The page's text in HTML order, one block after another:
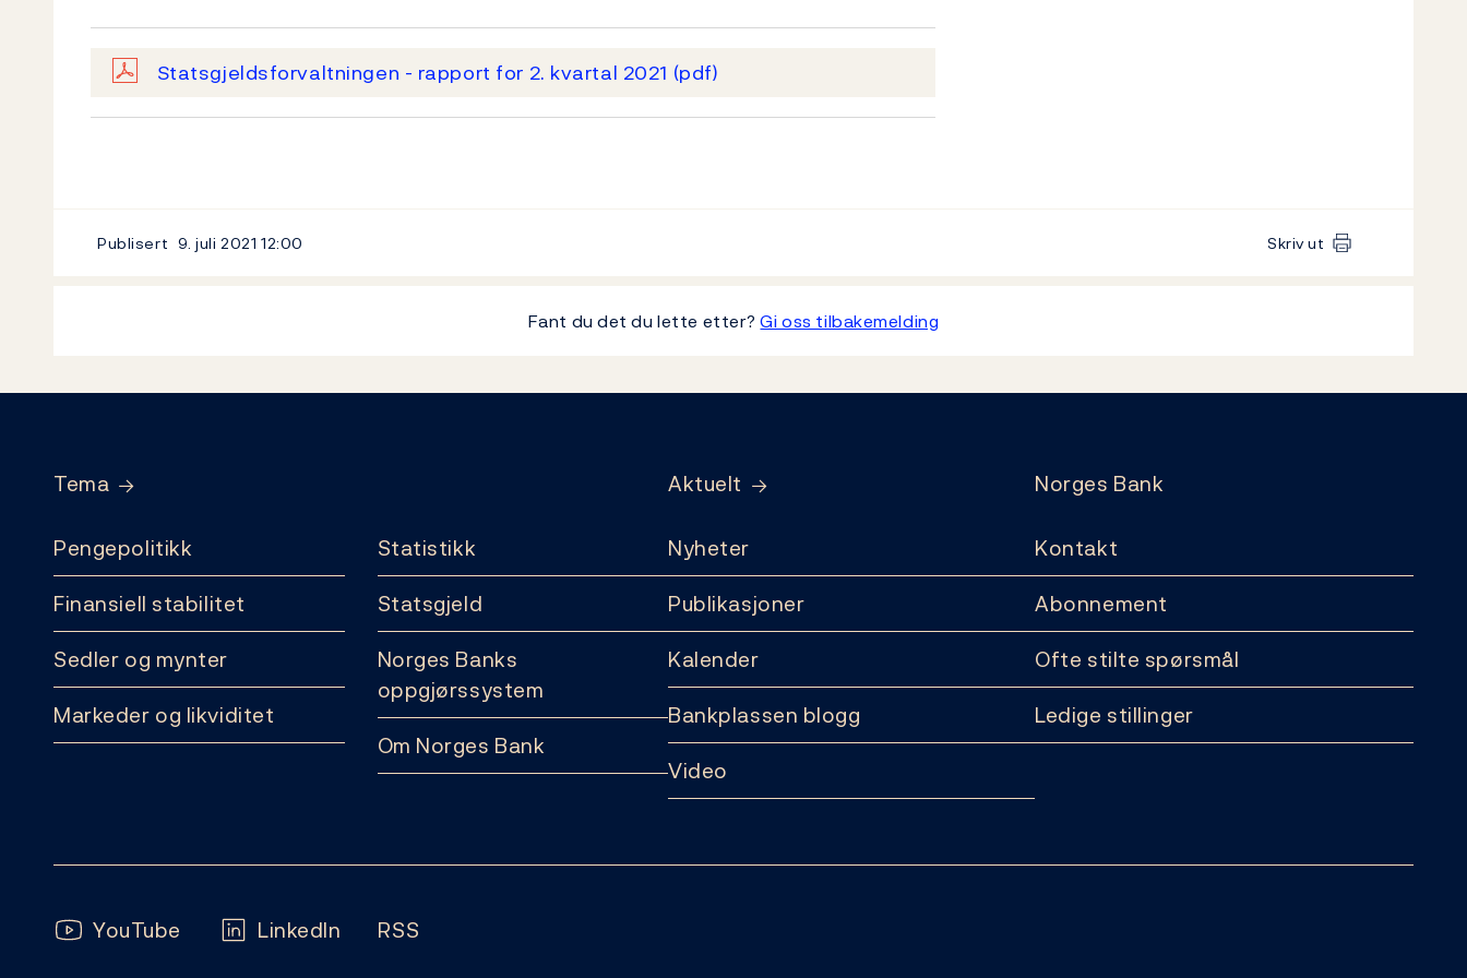
Statsgjeldsforvaltningen - rapport for 2. kvartal 2021 (pdf)
Publisert 9. juli 2021 12:00 Skriv ut
Fant du det du lette etter?Gi oss tilbakemelding
Tema
Pengepolitikk
Finansiell stabilitet
Sedler og mynter
Markeder og likviditet
Statistikk
Statsgjeld
Norges Banks
oppgjørssystem
Om Norges Bank
Aktuelt
Nyheter
Publikasjoner
Kalender
Bankplassen blogg
Video
Norges Bank
Kontakt
Abonnement
Ofte stilte spørsmål
Ledige stillinger
Følg oss:
YouTube LinkedIn RSS